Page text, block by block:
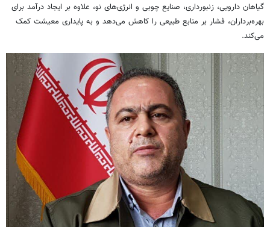
گیاهان دارویی، زنبورداری، صنایع چوبی و انرژی‌های نو، علاوه بر ایجاد درآمد برای
بهره‌برداران، فشار بر منابع طبیعی را کاهش می‌دهد و به پایداری معیشت کمک
می‌کند.